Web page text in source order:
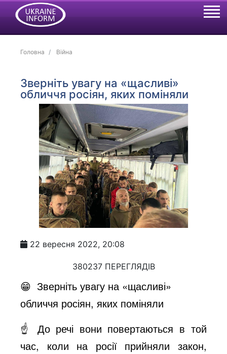
Головна Війна
Зверніть увагу на «щасливі»
обличчя росіян, яких поміняли
22 вересня 2022, 20:08
380237 ПЕРЕГЛЯДІВ
😁 Зверніть увагу на «щасливі»
обличчя росіян, яких поміняли
☝️ До речі вони повертаються в той
час, коли на росії прийняли закон,